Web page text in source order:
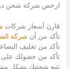
ارخص شركة شحن
قارن أسعار شركات
تأكد من أن شركة
تأكد من تغليف
تأكد من حصولك على
تتبع شحنتك بشكل